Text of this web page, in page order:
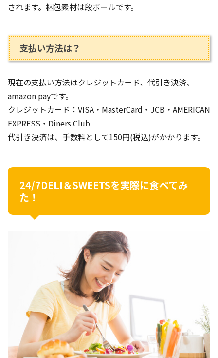
されます。梱包素材は段ボールです。
支払い方法は？
現在の支払い方法はクレジットカード、代引き決済、
amazon payです。
クレジットカード：VISA・MasterCard・JCB・AMERICAN
EXPRESS・Diners Club
代引き決済は、手数料として150円(税込)がかかります。
24/7DELI＆SWEETSを実際に食べてみ
た！